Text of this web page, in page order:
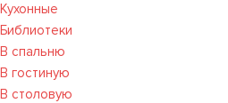
Кухонные
Библиотеки
В спальню
В гостиную
В столовую